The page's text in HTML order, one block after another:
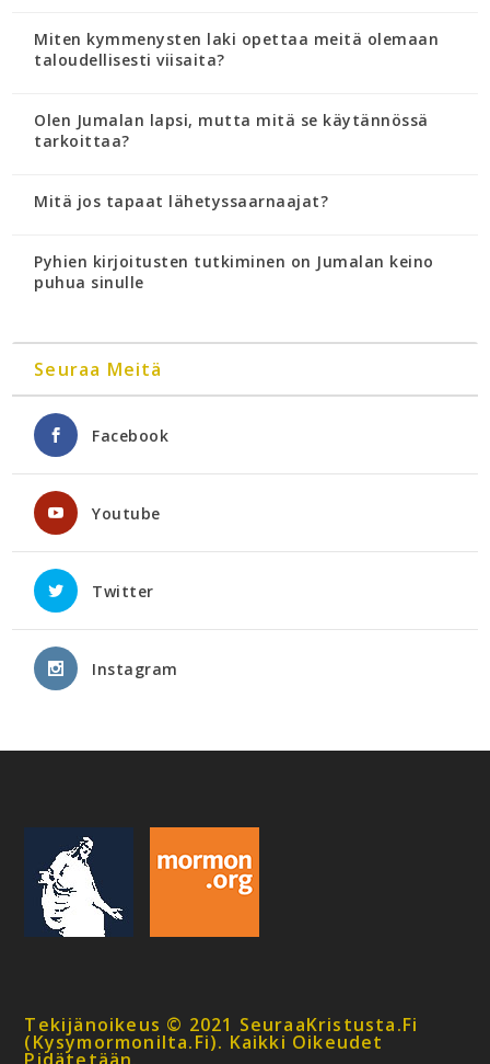
Miten kymmenysten laki opettaa meitä olemaan
taloudellisesti viisaita?
Olen Jumalan lapsi, mutta mitä se käytännössä
tarkoittaa?
Mitä jos tapaat lähetyssaarnaajat?
Pyhien kirjoitusten tutkiminen on Jumalan keino
puhua sinulle
Seuraa Meitä
Facebook
Youtube
Twitter
Instagram
Tekijänoikeus © 2021 SeuraaKristusta.fi
(kysymormonilta.fi). Kaikki Oikeudet
Pidätetään.